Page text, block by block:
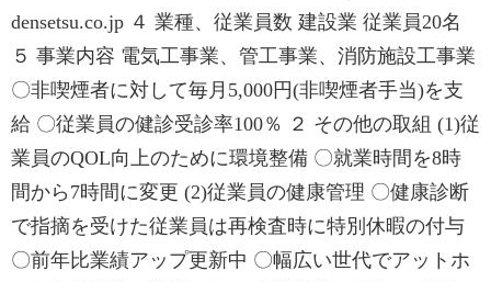
densetsu.co.jp ４ 業種、従業員数 建設業 従業員20名
５ 事業内容 電気工事業、管工事業、消防施設工事業
〇非喫煙者に対して毎月5,000円(非喫煙者手当)を支
給 〇従業員の健診受診率100％ ２ その他の取組 (1)従
業員のQOL向上のために環境整備 〇就業時間を8時
間から7時間に変更 (2)従業員の健康管理 〇健康診断
で指摘を受けた従業員は再検査時に特別休暇の付与
〇前年比業績アップ更新中 〇幅広い世代でアットホ